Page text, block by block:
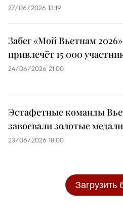
27/06/2026 13:19
Забег «Мой Вьетнам 2026»
привлечёт 15 000
24/06/2026 21:00
Эстафетные команды
завоевали золотые медали
23/06/2026 18:00
Загрузить